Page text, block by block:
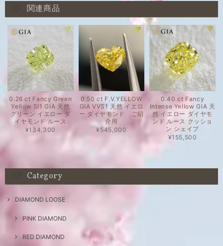
関連商品
0.26 ct Fancy Green
Yellow SI1 GIA 天然
グリーン イエロー ダ
イヤモンド ルース
¥134,300
0.50 ct F.V.YELLOW
GIA VVS1 天然 イエロ
ー ダイヤモンド ご紹
介用
¥545,000
0.40 ct Fancy
Intense Yellow GIA 天
然 イエロー ダイヤモ
ンド ルース クッショ
ン シェイプ
¥155,500
Category
DIAMOND LOOSE
PINK DIAMOND
RED DIAMOND